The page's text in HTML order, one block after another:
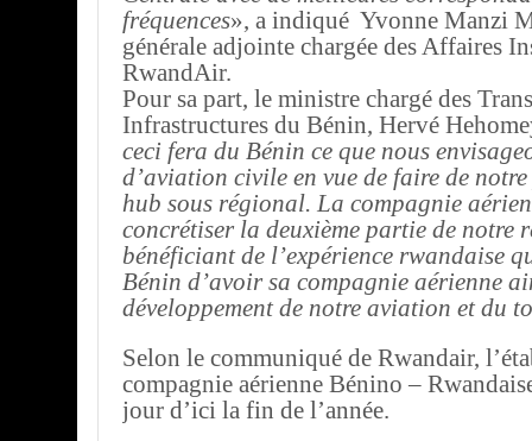
fréquences», a indiqué Yvonne Manzi
générale adjointe chargée des Affaires
RwandAir.
Pour sa part, le ministre chargé des
Infrastructures du Bénin, Hervé
ceci fera du Bénin ce que nous
d’aviation civile en vue de faire de
hub sous régional. La compagnie
concrétiser la deuxième partie de notre
bénéficiant de l’expérience rwandaise
Bénin d’avoir sa compagnie aérienne
développement de notre aviation et du
Selon le communiqué de Rwandair,
compagnie aérienne Bénino –
jour d’ici la fin de l’année.